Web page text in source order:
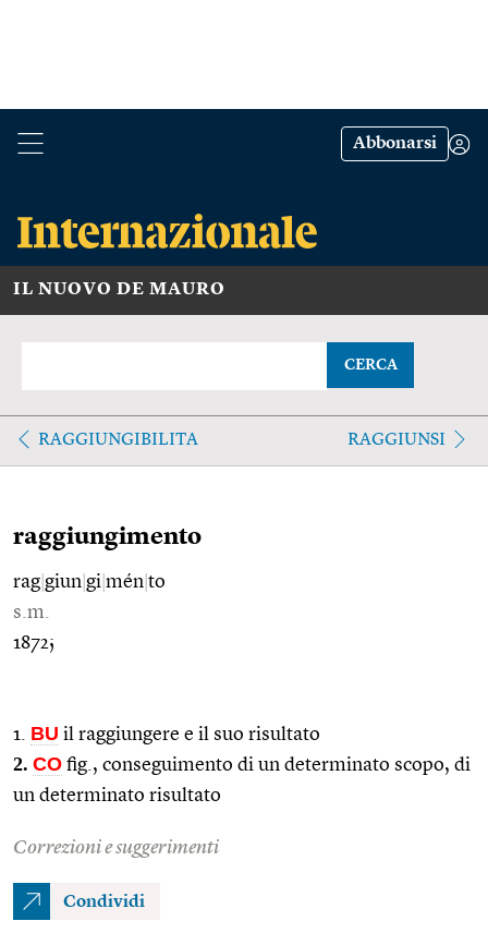
Abbonarsi
IL NUOVO DE MAURO
CERCA
RAGGIUNGIBILITA RAGGIUNSI
raggiungimento
rag giun gi mén to
s.m.
1872;
1. BU il raggiungere e il suo risultato
2. CO fig., conseguimento di un determinato scopo, di
un determinato risultato
Correzioni e suggerimenti
Condividi